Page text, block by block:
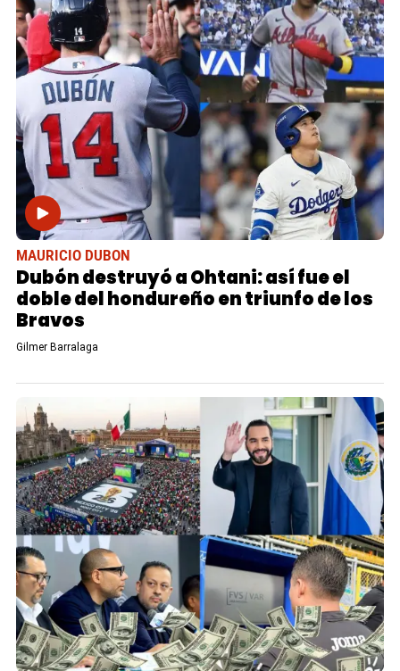
MAURICIO DUBON
Dubón destruyó a Ohtani: así fue el
doble del hondureño en triunfo de los
Bravos
Gilmer Barralaga